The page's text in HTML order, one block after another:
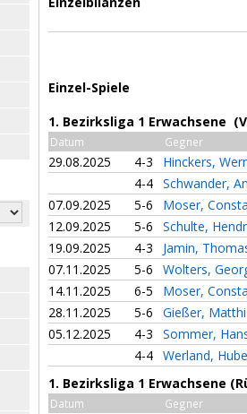
Einzel-Spiele
1. Bezirksliga 1 Erwachsene
Datum Gegner
29.08.2025 4-3
Hinckers,
4-4 Schwander,
07.09.2025
5-6
Moser,
12.09.2025
5-6
Schulte,
19.09.2025
4-3
Jamin,
07.11.2025
5-6
Wolters,
14.11.2025
6-5
Moser,
28.11.2025
5-6
Gießer,
05.12.2025
4-3
Sommer,
4-4 Werland,
1. Bezirksliga 1 Erwachsene
Datum Gegner